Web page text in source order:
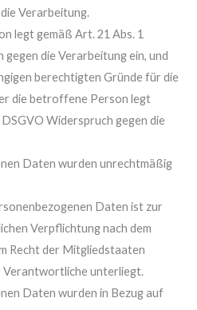
Verarbeitung.
legt gemäß Art. 21 Abs. 1
gegen die Verarbeitung ein, und
berechtigten Gründe für die
die betroffene Person legt
Widerspruch gegen die
Daten wurden unrechtmäßig
Daten ist zur
Verpflichtung nach dem
Recht der Mitgliedstaaten
Verantwortliche unterliegt.
Daten wurden in Bezug auf